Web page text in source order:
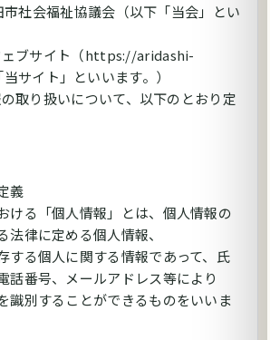
社会福祉協議会（以下「当会」とい
ェブサイト（https://aridashi-
サイト」といいます。）
取り扱いについて、以下のとおり定
義
ける「個人情報」とは、個人情報の
法律に定める個人情報、
する個人に関する情報であって、氏
話番号、メールアドレス等により
識別することができるものをいいま